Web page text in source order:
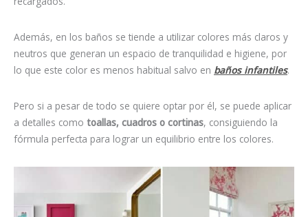
Además, en los baños se tiende a utilizar colores más claros y
neutros que generan un espacio de tranquilidad e higiene, por
lo que este color es menos habitual salvo en baños infantiles.
Pero si a pesar de todo se quiere optar por él, se puede aplicar
a detalles como toallas, cuadros o cortinas, consiguiendo la
fórmula perfecta para lograr un equilibrio entre los colores.